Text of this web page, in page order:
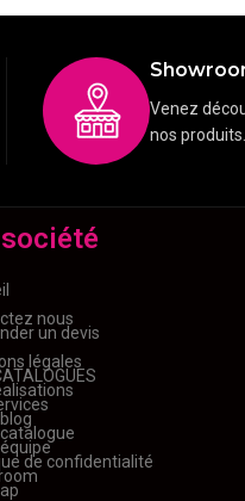
Venez
nos produits.
nous
un devis
légales
de confidentialité